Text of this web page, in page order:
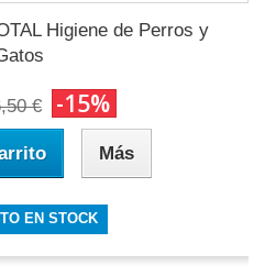
Higiene de Perros y
€ -15%
Más
EN STOCK